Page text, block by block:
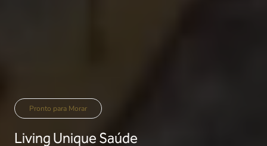
Pronto para Morar
Living Unique Saúde